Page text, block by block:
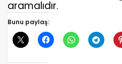
aramalıdır.
Bunu paylaş: